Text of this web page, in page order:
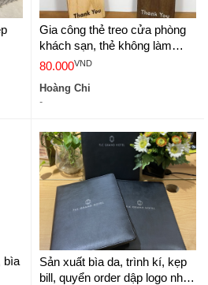
Gia công thẻ treo cửa phòng
khách sạn, thẻ không làm
phiền gỗ
80.000VND
Hoàng Chi
-
bìa
Sản xuất bìa da, trình kí, kẹp
bill, quyển order dập logo nhà